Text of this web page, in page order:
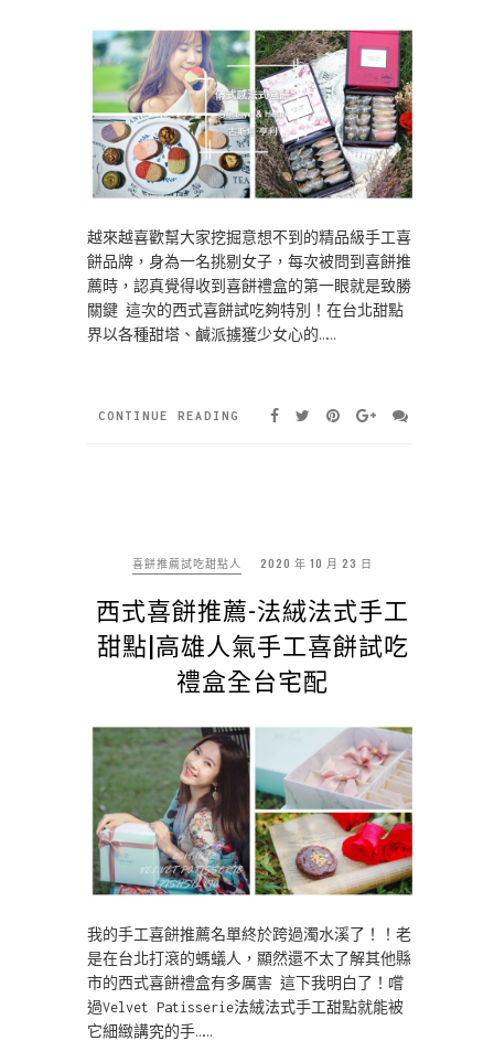
越來越喜歡幫大家挖掘意想不到的精品級手工喜
餅品牌，身為一名挑剔女子，每次被問到喜餅推
薦時，認真覺得收到喜餅禮盒的第一眼就是致勝
關鍵 這次的西式喜餅試吃夠特別！在台北甜點
界以各種甜塔、鹹派擄獲少女心的……
CONTINUE READING
喜餅推薦試吃甜點人 2020 年 10 月 23 日
西式喜餅推薦-法絨法式手工
甜點|高雄人氣手工喜餅試吃
禮盒全台宅配
我的手工喜餅推薦名單終於跨過濁水溪了！！老
是在台北打滾的螞蟻人，顯然還不太了解其他縣
市的西式喜餅禮盒有多厲害 這下我明白了！嚐
過Velvet Patisserie法絨法式手工甜點就能被
它細緻講究的手……